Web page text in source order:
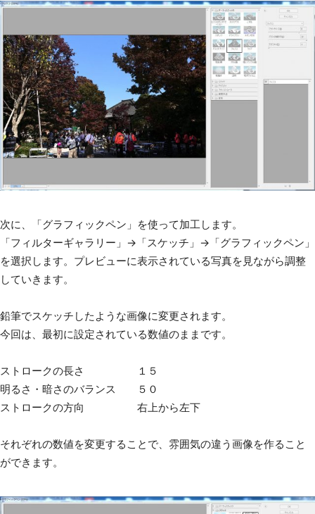
次に、「グラフィックペン」を使って加工します。
「フィルターギャラリー」→「スケッチ」→「グラフィックペン」
を選択します。プレビューに表示されている写真を見ながら調整
していきます。
鉛筆でスケッチしたような画像に変更されます。
今回は、最初に設定されている数値のままです。
ストロークの長さ １５
明るさ・暗さのバランス ５０
ストロークの方向 右上から左下
それぞれの数値を変更することで、雰囲気の違う画像を作ること
ができます。